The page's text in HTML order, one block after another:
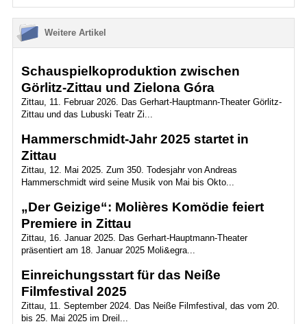
Weitere Artikel
Schauspielkoproduktion zwischen
Görlitz-Zittau und Zielona Góra
Zittau, 11. Februar 2026. Das Gerhart-Hauptmann-Theater Görlitz-
Zittau und das Lubuski Teatr Zi...
Hammerschmidt-Jahr 2025 startet in
Zittau
Zittau, 12. Mai 2025. Zum 350. Todesjahr von Andreas
Hammerschmidt wird seine Musik von Mai bis Okto...
„Der Geizige“: Molières Komödie feiert
Premiere in Zittau
Zittau, 16. Januar 2025. Das Gerhart-Hauptmann-Theater
präsentiert am 18. Januar 2025 Moli&egra...
Einreichungsstart für das Neiße
Filmfestival 2025
Zittau, 11. September 2024. Das Neiße Filmfestival, das vom 20.
bis 25. Mai 2025 im Dreil...